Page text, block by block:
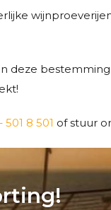
deze
501 8 501 of stuur